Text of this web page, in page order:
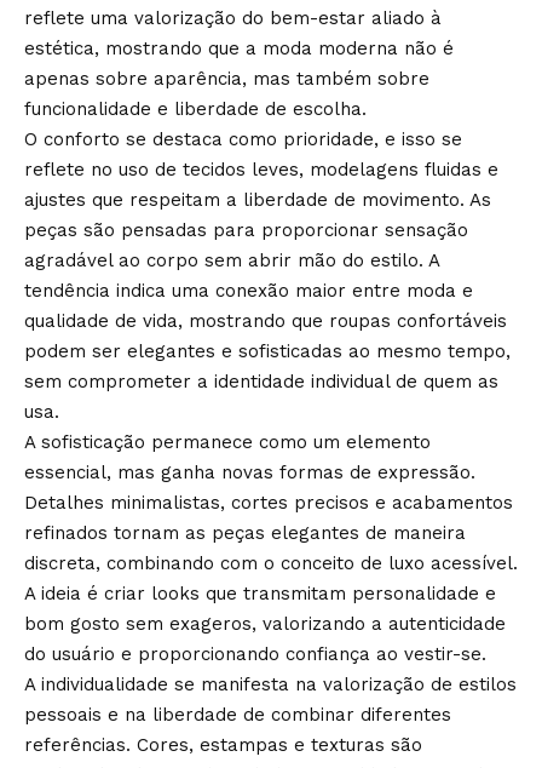
reflete uma valorização do bem-estar aliado à
estética, mostrando que a moda moderna não é
apenas sobre aparência, mas também sobre
funcionalidade e liberdade de escolha.
O conforto se destaca como prioridade, e isso se
reflete no uso de tecidos leves, modelagens fluidas e
ajustes que respeitam a liberdade de movimento. As
peças são pensadas para proporcionar sensação
agradável ao corpo sem abrir mão do estilo. A
tendência indica uma conexão maior entre moda e
qualidade de vida, mostrando que roupas confortáveis
podem ser elegantes e sofisticadas ao mesmo tempo,
sem comprometer a identidade individual de quem as
usa.
A sofisticação permanece como um elemento
essencial, mas ganha novas formas de expressão.
Detalhes minimalistas, cortes precisos e acabamentos
refinados tornam as peças elegantes de maneira
discreta, combinando com o conceito de luxo acessível.
A ideia é criar looks que transmitam personalidade e
bom gosto sem exageros, valorizando a autenticidade
do usuário e proporcionando confiança ao vestir-se.
A individualidade se manifesta na valorização de estilos
pessoais e na liberdade de combinar diferentes
referências. Cores, estampas e texturas são